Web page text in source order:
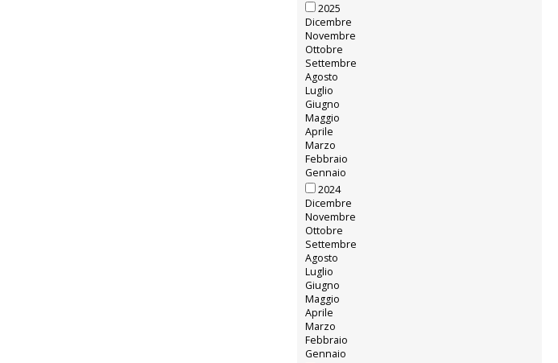
2025
Dicembre
Novembre
Ottobre
Settembre
Agosto
Luglio
Giugno
Maggio
Aprile
Marzo
Febbraio
Gennaio
2024
Dicembre
Novembre
Ottobre
Settembre
Agosto
Luglio
Giugno
Maggio
Aprile
Marzo
Febbraio
Gennaio